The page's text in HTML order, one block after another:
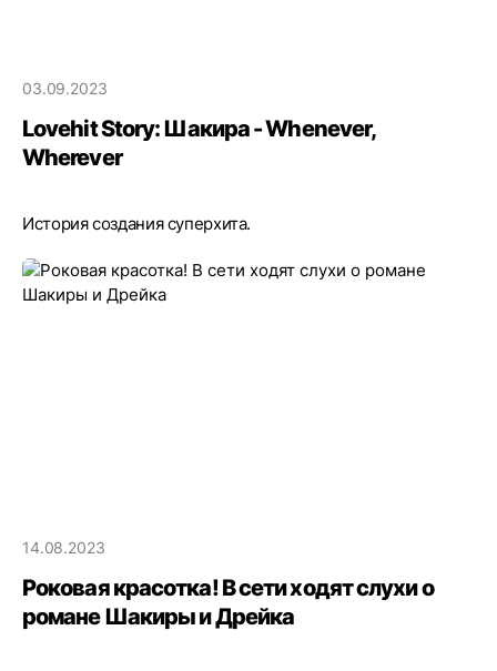
03.09.2023
Lovehit Story: Шакира - Whenever,
Wherever
История создания суперхита.
14.08.2023
Роковая красотка! В сети ходят слухи о
романе Шакиры и Дрейка